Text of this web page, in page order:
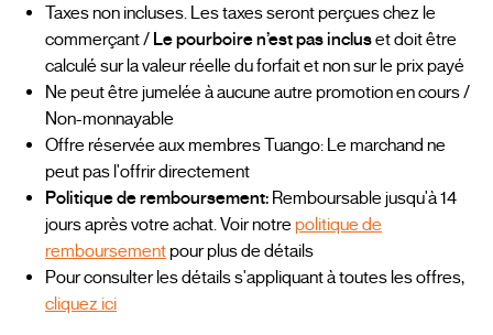
Taxes non incluses. Les taxes seront perçues chez le
commerçant / Le pourboire n’est pas incluset doit être
calculé sur la valeur réelle du forfait et non sur le prix payé
Ne peut être jumelée à aucune autre promotion en cours /
Non-monnayable
Offre réservée aux membres Tuango: Le marchand ne
peut pas l'offrir directement
Politique de remboursement: Remboursable jusqu'à 14
jours après votre achat. Voir notre politique de
remboursementpour plus de détails
Pour consulter les détails s'appliquant à toutes les offres,
cliquez ici